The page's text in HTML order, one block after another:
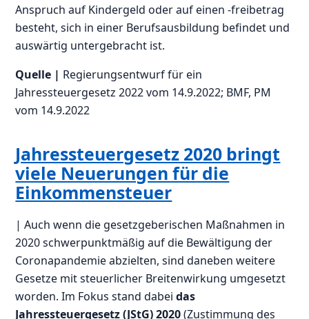
Anspruch auf Kindergeld oder auf einen -freibetrag
besteht, sich in einer Berufsausbildung befindet und
auswärtig untergebracht ist.
Quelle | Regierungsentwurf für ein
Jahressteuergesetz 2022 vom 14.9.2022; BMF, PM
vom 14.9.2022
Jahressteuergesetz 2020 bringt
viele Neuerungen für die
Einkommensteuer
| Auch wenn die gesetzgeberischen Maßnahmen in
2020 schwerpunktmäßig auf die Bewältigung der
Coronapandemie abzielten, sind daneben weitere
Gesetze mit steuerlicher Breitenwirkung umgesetzt
worden. Im Fokus stand dabeidas
Jahressteuergesetz (JStG) 2020(Zustimmung des